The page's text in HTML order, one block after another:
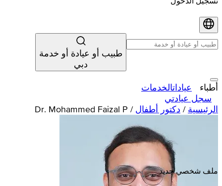
طبيب أو عيادة أو خدمة
دبي
أطباء عياداتالخدمات
سجل عيادتي
الرئيسية / دكتور أطفال /
Dr. Mohammed Faizal P
ملف شخصي جديد